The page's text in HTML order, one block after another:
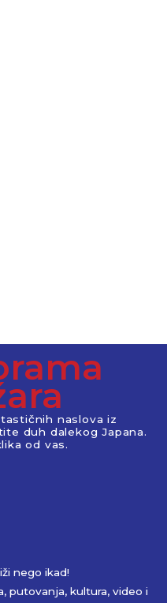
naslova iz
duh dalekog Japana.
od vas.
nego ikad!
putovanja, kultura, video i